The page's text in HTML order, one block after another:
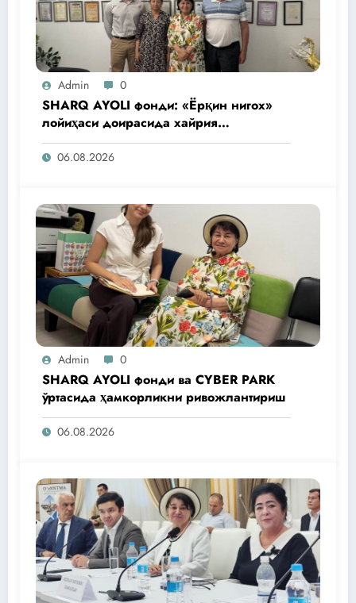
Admin 0
SHARQ AYOLI фонди: «Ёрқин нигох»
лойиҳаси доирасида хайрия
операциялари ўтказилади
06.08.2026
Admin 0
SHARQ AYOLI фонди ва CYBER PARK
ўртасида ҳамкорликни ривожлантириш
06.08.2026